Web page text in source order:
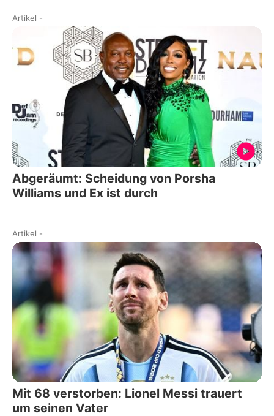
Artikel -
Abgeräumt: Scheidung von Porsha
Williams und Ex ist durch
Artikel -
Mit 68 verstorben: Lionel Messi trauert
um seinen Vater